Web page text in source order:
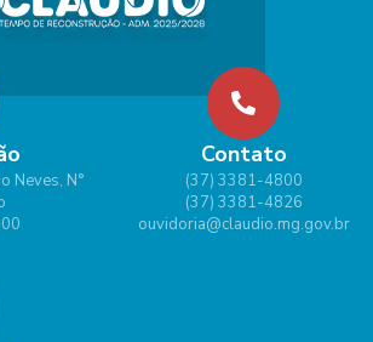
Neves, N°
Contato
(37) 3381-4800
(37) 3381-4826
ouvidoria@claudio.mg.gov.br